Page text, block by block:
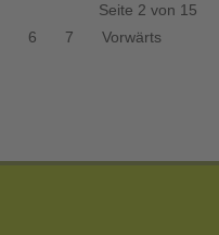
Seite 2 von 15
6 7
Vorwärts